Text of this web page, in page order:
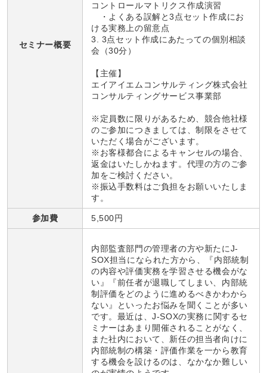
セミナー概要
コントロールマトリクス作成演習
・よくある誤解と3点セット作成にお
ける実務上の留意点
3. 3点セット作成にあたっての個別相談
会（30分）
【主催】
エイアイエムコンサルティング株式会社
コンサルティングサービス事業部
※定員数に限りがあるため、競合他社様
のご参加につきましては、制限をさせて
いただく場合がございます。
※お客様都合によるキャンセルの場合、
返金はいたしかねます。代理の方のご参
加をご検討ください。
※振込手数料はご負担をお願いいたしま
す。
参加費 5,500円
内部監査部門の管理者の方や新たにJ-
SOX担当になられた方から、『内部統制
の内容や評価実務を学習させる機会がな
い』『前任者が退職してしまい、内部統
制評価をどのように進めるべきかわから
ない』といったお悩みを聞くことが多い
です。最近は、J-SOXの実務に関するセ
ミナーはあまり開催されることがなく、
また社内において、新任の担当者向けに
内部統制の構築・評価作業を一から教育
する機会を設けるのは、なかなか難しい